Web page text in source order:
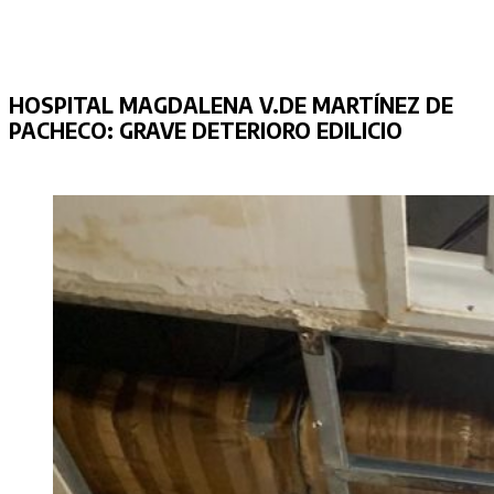
HOSPITAL MAGDALENA V.DE MARTÍNEZ DE
PACHECO: GRAVE DETERIORO EDILICIO